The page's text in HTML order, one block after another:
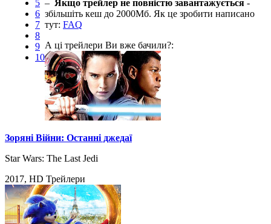
5
6
7
8
9
10
– Якщо трейлер не повністю завантажується -
збільшіть кеш до 2000Мб. Як це зробити написано
тут: FAQ
А ці трейлери Ви вже бачили?:
Зоряні Війни: Останні джедаї
Star Wars: The Last Jedi
2017, HD Трейлери